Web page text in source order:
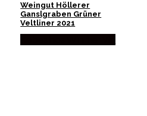
Weingut Höllerer
Ganslgraben Grüner
Veltliner 2021